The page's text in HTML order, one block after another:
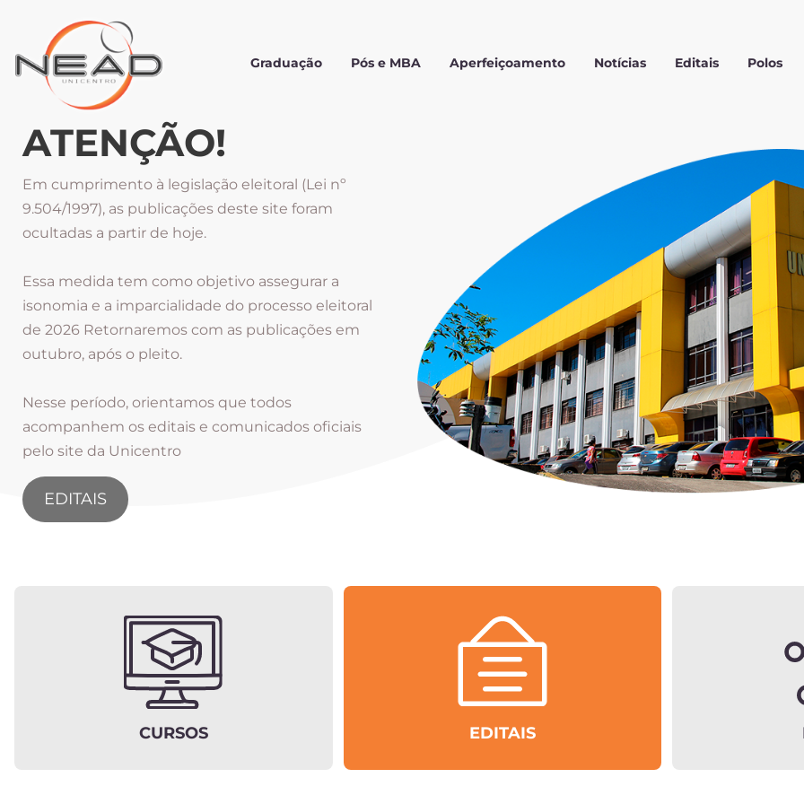
Graduação Pós e MBA Aperfeiçoamento Notícias Editais Polos
ATENÇÃO!
Em cumprimento à legislação eleitoral (Lei nº
9.504/1997), as publicações deste site foram
ocultadas a partir de hoje.
Essa medida tem como objetivo assegurar a
isonomia e a imparcialidade do processo eleitoral
de 2026 Retornaremos com as publicações em
outubro, após o pleito.
Nesse período, orientamos que todos
acompanhem os editais e comunicados oficiais
pelo site da Unicentro
EDITAIS
CURSOS EDITAIS